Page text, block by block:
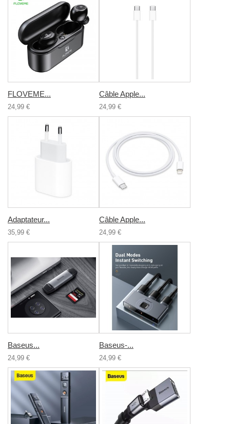
FLOVEME...
24,99 €
Câble Apple...
24,99 €
Adaptateur...
35,99 €
Câble Apple...
24,99 €
Baseus...
24,99 €
Baseus-...
24,99 €